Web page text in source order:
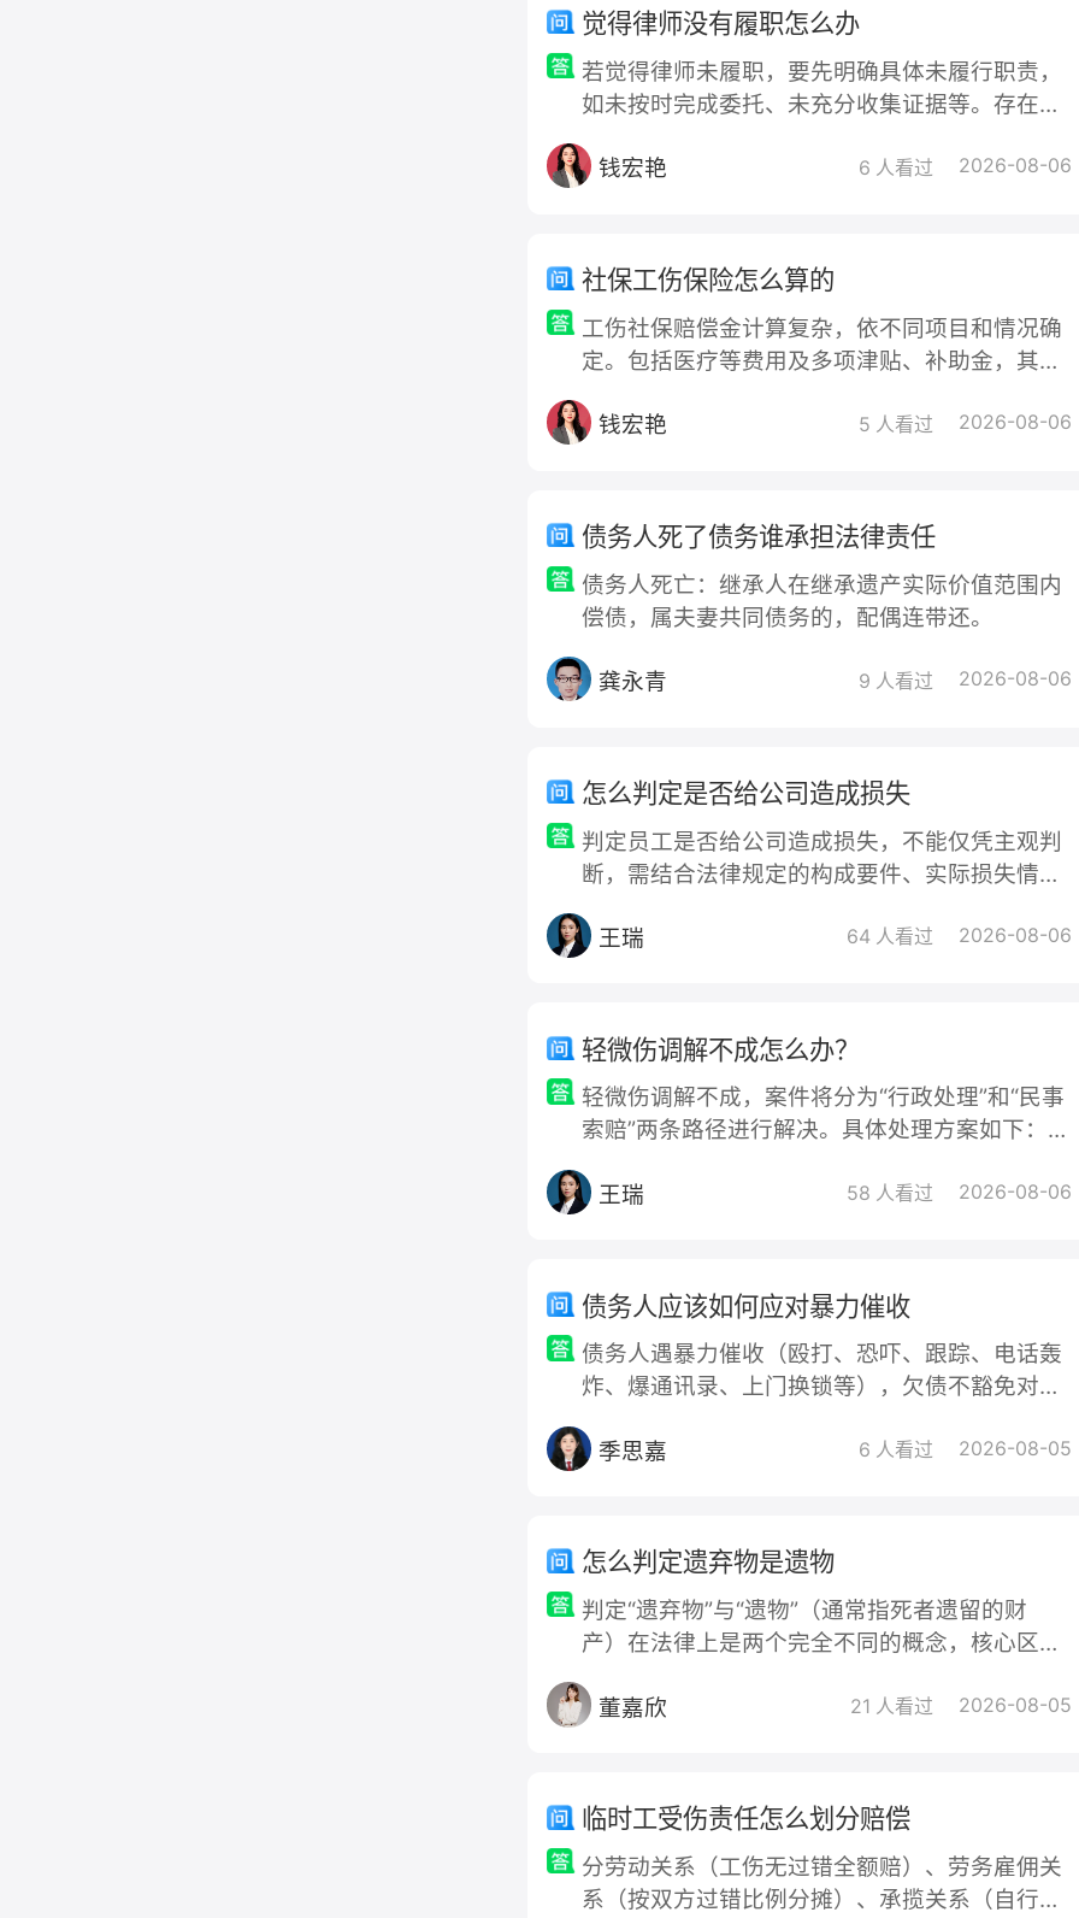
觉得律师没有履职怎么办
若觉得律师未履职，要先明确具体未履行职责，
如未按时完成委托、未充分收集证据等。存在过
会会调查处理。也可考虑解除委托合同并要求退
不利。
钱宏艳 6 人看过 2026-08-06
社保工伤保险怎么算的
工伤社保赔偿金计算复杂，依不同项目和情况确
定。包括医疗等费用及多项津贴、补助金，其标
次性工伤医疗和就业补助金，计算需准确确定参
钱宏艳 5 人看过 2026-08-06
债务人死了债务谁承担法律责任
债务人死亡：继承人在继承遗产实际价值范围内
偿债，属夫妻共同债务的，配偶连带还。
龚永青 9 人看过 2026-08-06
怎么判定是否给公司造成损失
判定员工是否给公司造成损失，不能仅凭主观判
断，需结合法律规定的构成要件、实际损失情况
准如下：一、判定是否构成“法律意义上的损失”
经济损失（如资金流失、财产损坏、对外支付的
违约金或赔偿金等）。间接损失（如预期利润、
商誉损失、机会损失）或正常的经营风险（如市
王瑞 64 人看过 2026-08-06
轻微伤调解不成怎么办？
轻微伤调解不成，案件将分为“行政处理”和“民事
索赔”两条路径进行解决。具体处理方案如下：
处理依据：轻微伤虽不构成刑事犯罪，但属于
果：公安机关会依法对打人者进行行政处罚，通
常包括行政拘留（5-10日）和罚款（200-500
元，情节较轻的为5日以下拘留或5
王瑞 58 人看过 2026-08-06
债务人应该如何应对暴力催收
债务人遇暴力催收（殴打、恐吓、跟踪、电话轰
炸、爆通讯录、上门换锁等），欠债不豁免对方
四步应对。 一、法律边界与法条 《刑法》第29
季思嘉 6 人看过 2026-08-05
怎么判定遗弃物是遗物
判定“遗弃物”与“遗物”（通常指死者遗留的财
产）在法律上是两个完全不同的概念，核心区别
核心概念区分遗弃物：指生者基于自己的意思，
权。遗物：指被继承人（死者）死亡时遗留的个
人合法财产。它属于有主物，其所有权并未消
失，而是作为遗产，按照《民法典》继承编的
董嘉欣 21 人看过 2026-08-05
临时工受伤责任怎么划分赔偿
分劳动关系（工伤无过错全额赔）、劳务雇佣关
系（按双方过错比例分摊）、承揽关系（自行担